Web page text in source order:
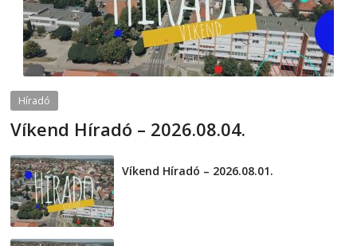
Híradó
Víkend Híradó – 2026.08.04.
Víkend Híradó – 2026.08.01.